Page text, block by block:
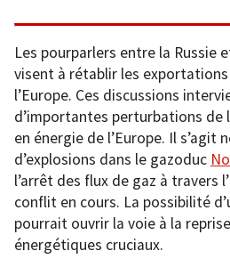
Les pourparlers entre la Russie
visent à rétablir les exportations
l’Europe. Ces discussions
d’importantes perturbations de
en énergie de l’Europe. Il s’agit
d’explosions dans le gazoduc
l’arrêt des flux de gaz à travers
conflit en cours. La possibilité
pourrait ouvrir la voie à la
énergétiques cruciaux.